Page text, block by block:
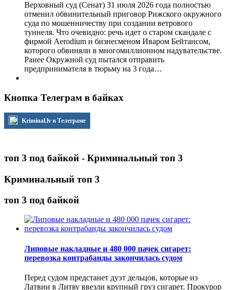
Верховный суд (Сенат) 31 июля 2026 года полностью
отменил обвинительный приговор Рижского окружного
суда по мошенничеству при создании ветрового
туннеля. Что очевидно: речь идет о старом скандале с
фирмой Aerodium и бизнесменом Иваром Бейтансом,
которого обвиняли в многомиллионном надувательстве.
Ранее Окружной суд пытался отправить
предпринимателя в тюрьму на 3 года…
Кнопка Телеграм в байках
Kriminal.lv в Телеграме
топ 3 под байкой - Криминальный топ 3
Криминальный топ 3
топ 3 под байкой
Липовые накладные и 480 000 пачек сигарет:
перевозка контрабанды закончилась судом
Перед судом предстанет дуэт дельцов, которые из
Латвии в Литву ввезли крупный груз сигарет. Прокурор